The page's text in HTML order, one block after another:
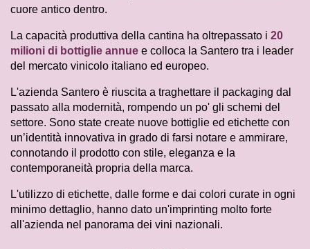
cuore antico dentro.
La capacità produttiva della cantina ha oltrepassato i 20
milioni di bottiglie annue e colloca la Santero tra i leader
del mercato vinicolo italiano ed europeo.
L'azienda Santero è riuscita a traghettare il packaging dal
passato alla modernità, rompendo un po' gli schemi del
settore. Sono state create nuove bottiglie ed etichette con
un’identità innovativa in grado di farsi notare e ammirare,
connotando il prodotto con stile, eleganza e la
contemporaneità propria della marca.
L'utilizzo di etichette, dalle forme e dai colori curate in ogni
minimo dettaglio, hanno dato un'imprinting molto forte
all'azienda nel panorama dei vini nazionali.